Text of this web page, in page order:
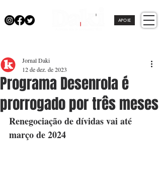
APOIE
Programa Desenrola é
prorrogado por três meses
Jornal Daki
12 de dez. de 2023
Renegociação de dívidas vai até
março de 2024